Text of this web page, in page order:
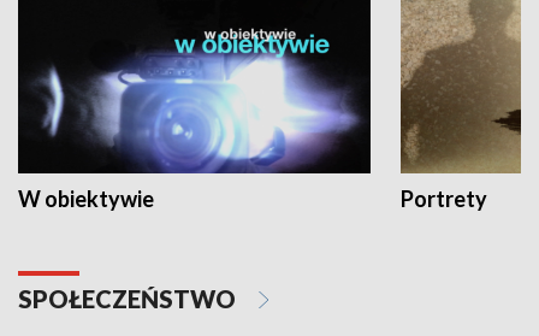
W obiektywie Portrety
SPOŁECZEŃSTWO